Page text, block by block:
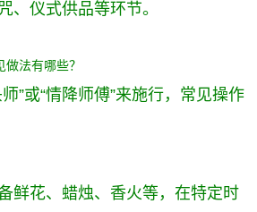
、仪式供品等环节。
法有哪些？
”或“情降师傅”来施行，常见操作
鲜花、蜡烛、香火等，在特定时